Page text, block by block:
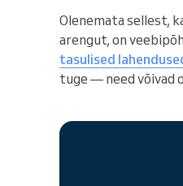
Olenemata sellest,
arengut, on
tasulised
tuge — need võivad